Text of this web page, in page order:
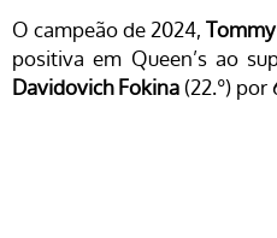
O campeão de 2024,
positiva em Queen’s ao
Davidovich Fokina(22.º) por